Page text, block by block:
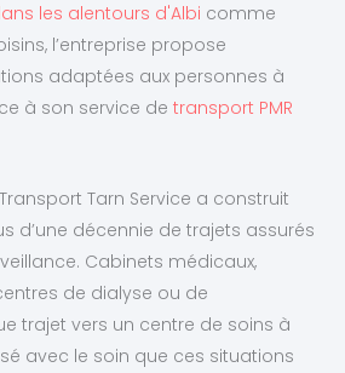
les alentours d'Albi comme
l’entreprise propose
adaptées aux personnes à
à son service de transport PMR
Transport Tarn Service a construit
d’une décennie de trajets assurés
Cabinets médicaux,
de dialyse ou de
trajet vers un centre de soins à
avec le soin que ces situations